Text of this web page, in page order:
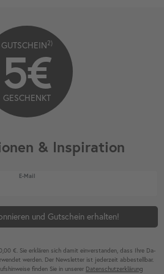
& Inspiration
E-MailNewsletter Honig
und Gutschein erhalten!
€. Sie erklären sich damit ein­ver­standen, dass Ihre Da­
werden. Der News­letter ist jeder­zeit ab­bestel­lbar.
finden Sie in unserer Daten­schutz­erklärung
GUTSCHEIN2)
5€
GESCHENKT